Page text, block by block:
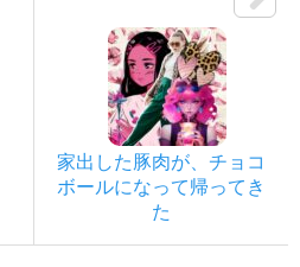
家出した豚肉が、チョコ
ボールになって帰ってき
た